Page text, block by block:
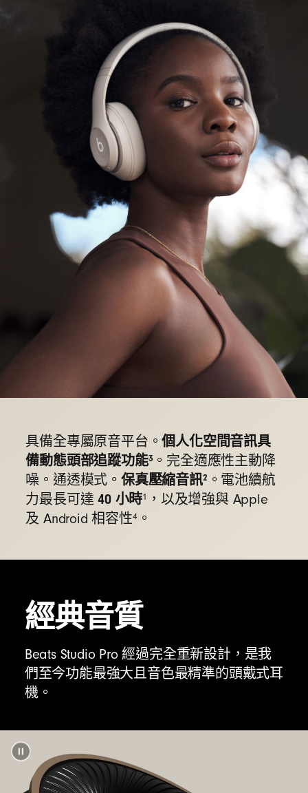
寬度：7.8 公分 (3.1 吋)
厚度：18.1 公分 (7.125 吋)
重量：260 公克 (9.17 盎司)
領先業界的 Class 1 無線藍牙
使收訊範圍更
廣，更能減少斷訊
3.5 公釐類比輸入，適用於有線音訊來源和機
升級版語音鎖定麥克風帶來高品質通話效能
透過 USB-C 播放高保真壓縮音訊 2，並提供三
種獨特的內建音效，提升你的聆聽體驗：
Beats Signature 設定檔為音樂提供平衡的
娛樂設定檔為電影及遊戲帶來更優質的體
通話設定檔為通話或 podcast 提供最佳音
增強與 Apple 的相容性
帳號下的每部裝置快速配對 5
「嘿 Siri」- 只要說聲「嘿 Siri」即可啟動語音
助理6
「尋找」- 根據最後連接的已知位置，在地圖
上找到遺失的耳機
Google 快速配對- 輕點一下即可快速連接，
並自動與註冊於你 Gmail 帳號的所有 Android
音訊自動切換- 在 Android、Chromebook 和
其他相容裝置之間無縫切換音訊9
「
下載
全新功能，讓耳機發揮最大效用
具備全專屬原音平台。個人化空間音訊具
備動態頭部追蹤功能3 。完全適應性主動降
噪。通透模式。 保真壓縮音訊2 。電池續航
力最長可達 40 小時1
，以及增強與 Apple
及 Android 相容性4。
經典音質
Beats Studio Pro 經過完全重新設計，是我
們至今功能最強大且音色最精準的頭戴式耳
機。